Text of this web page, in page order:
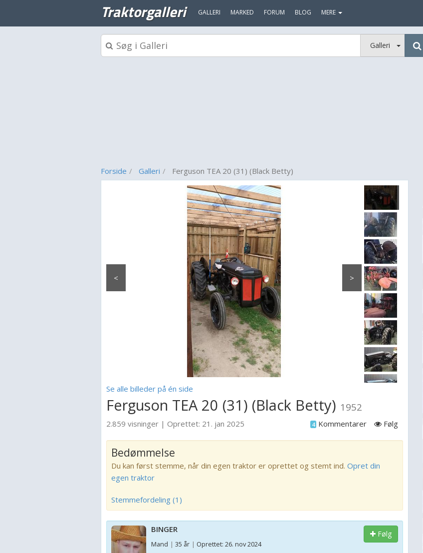
Traktorgalleri GALLERI MARKED FORUM BLOG MERE
Galleri
Forside Galleri Ferguson TEA 20 (31) (Black Betty)
< >
Se alle billeder på én side
Ferguson TEA 20 (31) (Black Betty) 1952
2.859 visninger | Oprettet: 21. jan 2025 Følg
4 Kommentarer
Bedømmelse
Du kan først stemme, når din egen traktor er oprettet og stemt ind. Opret din
egen traktor
Stemmefordeling (1)
BINGER
Mand | 35 år | Oprettet: 26. nov 2024
Følg